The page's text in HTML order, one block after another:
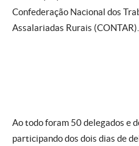
Confederação Nacional dos
Assalariadas Rurais (CONTAR).
Ao todo foram 50 delegados e
participando dos dois dias de